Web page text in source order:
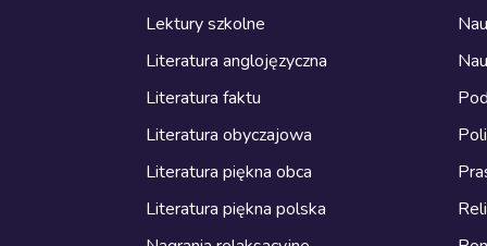
Lektury szkolne
Literatura anglojęzyczna
Literatura faktu
Literatura obyczajowa
Literatura piękna obca
Literatura piękna polska